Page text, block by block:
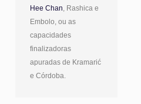
Hee Chan, Rashica e
Embolo, ou as
capacidades
finalizadoras
apuradas de Kramarić
e Córdoba.